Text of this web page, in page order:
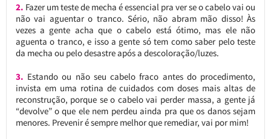
2. Fazer um teste de mecha é essencial pra ver se o cabelo vai ou
não vai aguentar o tranco. Sério, não abram mão disso! Às
vezes a gente acha que o cabelo está ótimo, mas ele não
aguenta o tranco, e isso a gente só tem como saber pelo teste
da mecha ou pelo desastre após a descoloração/luzes.
3. Estando ou não seu cabelo fraco antes do procedimento,
invista em uma rotina de cuidados com doses mais altas de
reconstrução, porque se o cabelo vai perder massa, a gente já
“devolve” o que ele nem perdeu ainda pra que os danos sejam
menores. Prevenir é sempre melhor que remediar, vai por mim!